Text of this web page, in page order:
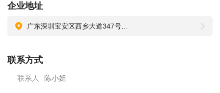
企业地址
联系方式
联系人 陈小姐